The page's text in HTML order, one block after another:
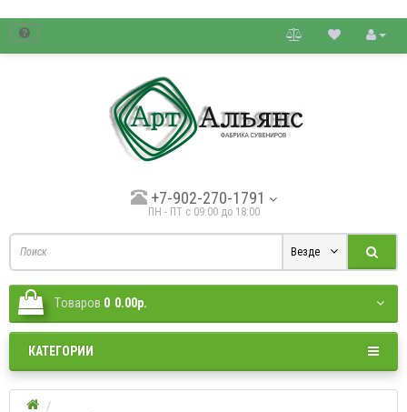
+7-902-270-1791
ПН - ПТ с 09:00 до 18:00
Везде
Tоваров 0 0.00р.
КАТЕГОРИИ